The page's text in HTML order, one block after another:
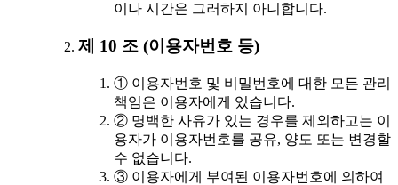
이나 시간은 그러하지 아니합니다.
제 10 조 (이용자번호 등)
① 이용자번호 및 비밀번호에 대한 모든 관리
책임은 이용자에게 있습니다.
② 명백한 사유가 있는 경우를 제외하고는 이
용자가 이용자번호를 공유, 양도 또는 변경할
수 없습니다.
③ 이용자에게 부여된 이용자번호에 의하여